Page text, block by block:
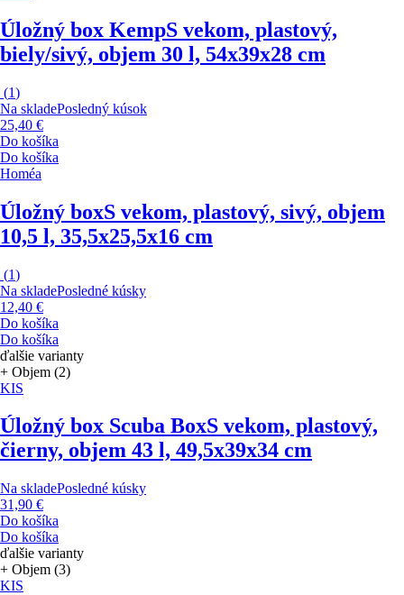
Úložný box KempS vekom, plastový,
biely/sivý, objem 30 l, 54x39x28 cm
(1)
Na skladePosledný kúsok
25,40 €
Do košíka
Do košíka
Homéa
Úložný boxS vekom, plastový, sivý, objem
10,5 l, 35,5x25,5x16 cm
(1)
Na skladePosledné kúsky
12,40 €
Do košíka
Do košíka
ďalšie varianty
+ Objem (2)
KIS
Úložný box Scuba BoxS vekom, plastový,
čierny, objem 43 l, 49,5x39x34 cm
Na skladePosledné kúsky
31,90 €
Do košíka
Do košíka
ďalšie varianty
+ Objem (3)
KIS